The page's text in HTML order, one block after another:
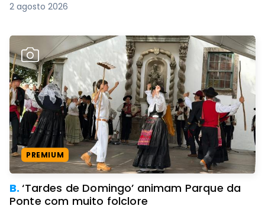
2 agosto 2026
PREMIUM
B.‘Tardes de Domingo’ animam Parque da
Ponte com muito folclore